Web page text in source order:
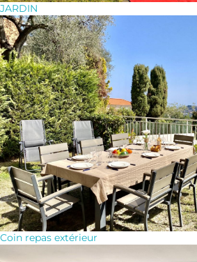
JARDIN
Coin repas extérieur